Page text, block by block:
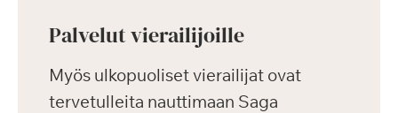
Palvelut vierailijoille
Myös ulkopuoliset vierailijat ovat
tervetulleita nauttimaan Saga